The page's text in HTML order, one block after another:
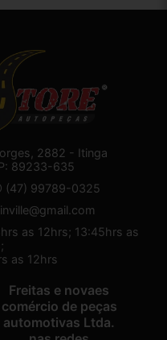
2882 - Itinga
89233-635
(47) 99789-0325
as 12hrs; 13:45hrs as
as 12hrs
Freitas e novaes
comércio de peças
automotivas Ltda.